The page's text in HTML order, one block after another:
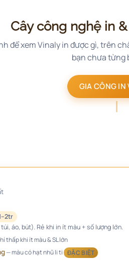
Cây công nghệ in
để xem Vinaly in được gì, trên
bạn chưa từng
GIA CÔNG IN
áo, bút). Rẻ khi in ít màu + số lượng lớn.
thấp khi ít màu & SL lớn
— màu có hạt nhũ li ti ĐẶC BIỆT